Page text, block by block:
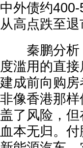
中外债约
从高点跌至
秦鹏分析，
度滥用的直
建成前向购
非像香港那
盖了风险，
血本无归。